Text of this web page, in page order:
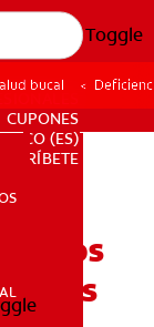
Toggle
SALUD BUCAL
CUPONES
CO (ES)
bucal
en los